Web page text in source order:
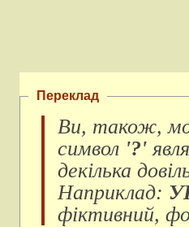
Переклад
Ви, також,
символ '?'
декілька
Наприклад:
фіктивний,